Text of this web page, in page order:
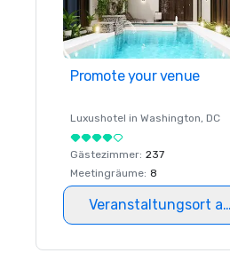
Promote your venue
Luxushotel in Washington, DC
Gästezimmer: 237
Meetingräume: 8
Veranstaltungsort